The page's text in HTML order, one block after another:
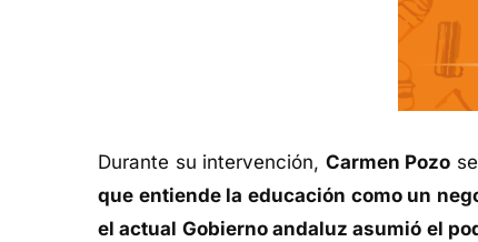
Durante su intervención, Carmen Pozo
que entiende la educación como un
el actual Gobierno andaluz asumió el